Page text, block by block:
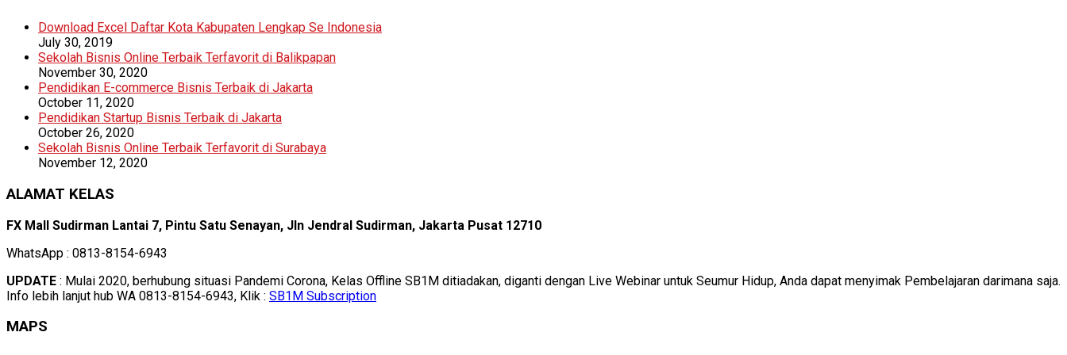
Download Excel Daftar Kota Kabupaten Lengkap Se Indonesia
July 30, 2019
Sekolah Bisnis Online Terbaik Terfavorit di Balikpapan
November 30, 2020
Pendidikan E-commerce Bisnis Terbaik di Jakarta
October 11, 2020
Pendidikan Startup Bisnis Terbaik di Jakarta
October 26, 2020
Sekolah Bisnis Online Terbaik Terfavorit di Surabaya
November 12, 2020
ALAMAT KELAS
FX Mall Sudirman Lantai 7, Pintu Satu Senayan, Jln Jendral Sudirman, Jakarta Pusat 12710
WhatsApp : 0813-8154-6943
UPDATE : Mulai 2020, berhubung situasi Pandemi Corona, Kelas Offline SB1M ditiadakan, diganti dengan Live Webinar untuk Seumur Hidup, Anda dapat menyimak Pembelajaran darimana saja.
Info lebih lanjut hub WA 0813-8154-6943, Klik : SB1M Subscription
MAPS